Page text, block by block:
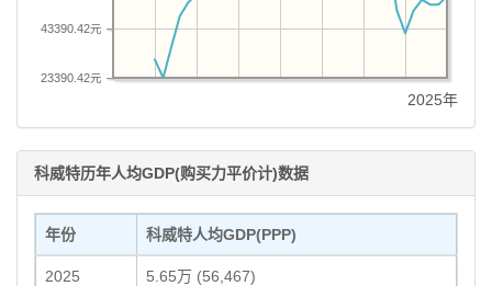
23390.42元
43390.42元
2025年
科威特历年人均GDP(购买力平价计)数据
年份 科威特人均GDP(PPP)
2025 5.65万 (56,467)